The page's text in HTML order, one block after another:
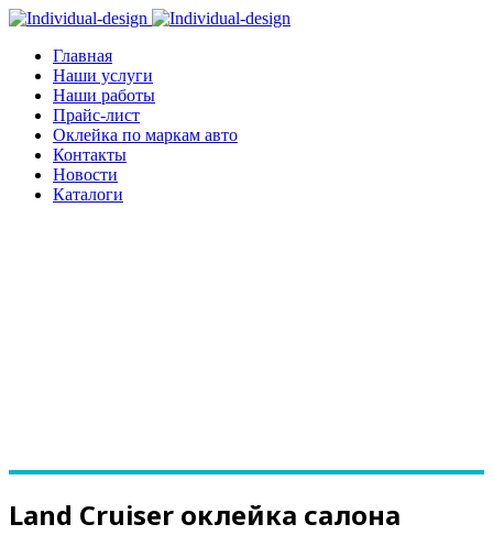
Главная
Наши услуги
Наши работы
Прайс-лист
Оклейка по маркам авто
Контакты
Новости
Каталоги
Land Cruiser оклейка салона